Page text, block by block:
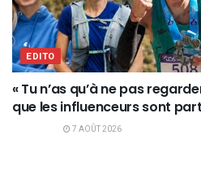
EDITO
« Tu n’as qu’à ne pas
que les influenceurs sont
7 AOÛT 2026